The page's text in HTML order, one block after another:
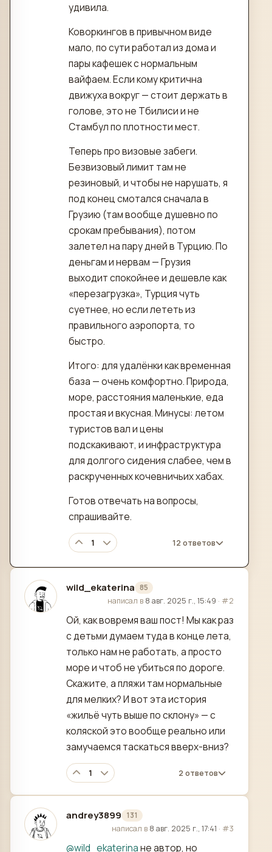
удивила.
Коворкингов в привычном виде
мало, по сути работал из дома и
пары кафешек с нормальным
вайфаем. Если кому критична
движуха вокруг — стоит держать в
голове, это не Тбилиси и не
Стамбул по плотности мест.
Теперь про визовые забеги.
Безвизовый лимит там не
резиновый, и чтобы не нарушать, я
под конец смотался сначала в
Грузию (там вообще душевно по
срокам пребывания), потом
залетел на пару дней в Турцию. По
деньгам и нервам — Грузия
выходит спокойнее и дешевле как
«перезагрузка», Турция чуть
суетнее, но если лететь из
правильного аэропорта, то
быстро.
Итого: для удалёнки как временная
база — очень комфортно. Природа,
море, расстояния маленькие, еда
простая и вкусная. Минусы: летом
туристов вал и цены
подскакивают, и инфраструктура
для долгого сидения слабее, чем в
раскрученных кочевничьих хабах.
Готов отвечать на вопросы,
спрашивайте.
1 12 ответов
wild_ekaterina 85
отредактировано
написал в 8 авг. 2025 г., 15:49 · #2
Ой, как вовремя ваш пост! Мы как раз
с детьми думаем туда в конце лета,
только нам не работать, а просто
море и чтоб не убиться по дороге.
Скажите, а пляжи там нормальные
для мелких? И вот эта история
«жильё чуть выше по склону» — с
коляской это вообще реально или
замучаемся таскаться вверх-вниз?
1 2 ответов
andrey3899 131
отредактировано
написал в 8 авг. 2025 г., 17:41 · #3
@wild_ekaterinaне автор, но